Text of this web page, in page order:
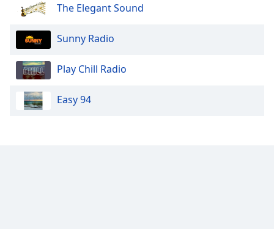
Opacity
Color
Opacity
The Elegant Sound
Sunny Radio
Play Chill Radio
Easy 94